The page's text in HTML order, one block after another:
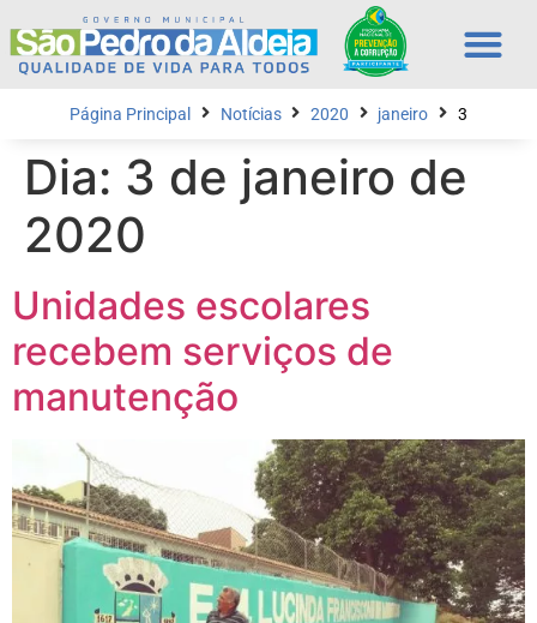
Página Principal Notícias 2020 janeiro 3
Dia: 3 de janeiro de
2020
Unidades escolares
recebem serviços de
manutenção